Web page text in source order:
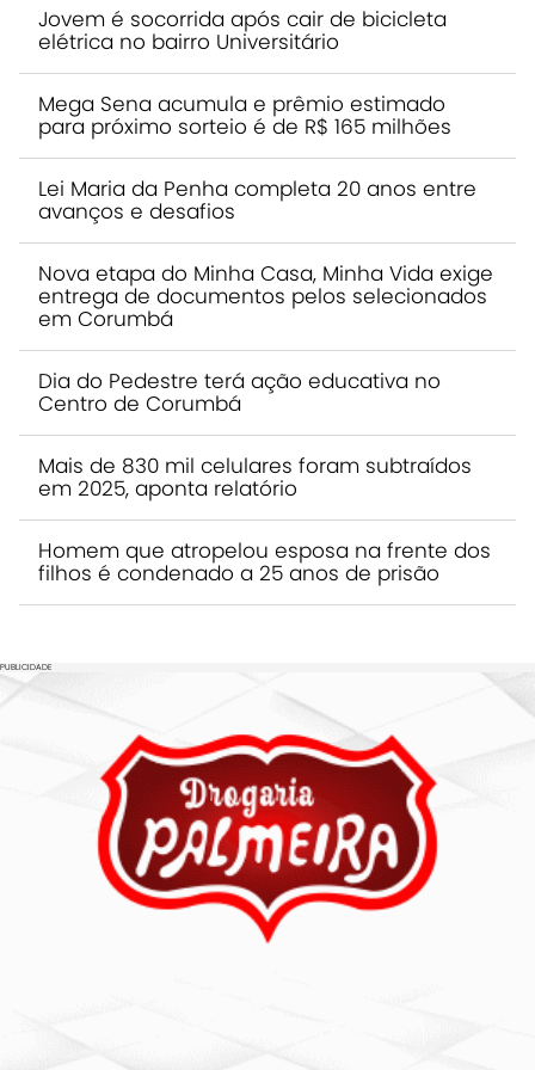
Jovem é socorrida após cair de bicicleta
elétrica no bairro Universitário
Mega Sena acumula e prêmio estimado
para próximo sorteio é de R$ 165 milhões
Lei Maria da Penha completa 20 anos entre
avanços e desafios
Nova etapa do Minha Casa, Minha Vida exige
entrega de documentos pelos selecionados
em Corumbá
Dia do Pedestre terá ação educativa no
Centro de Corumbá
Mais de 830 mil celulares foram subtraídos
em 2025, aponta relatório
Homem que atropelou esposa na frente dos
filhos é condenado a 25 anos de prisão
PUBLICIDADE